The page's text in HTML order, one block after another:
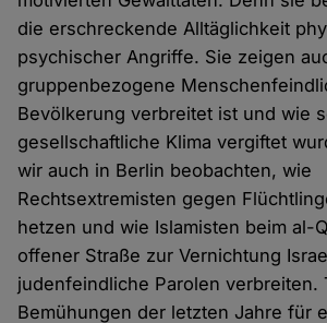
die erschreckende Alltäglichkeit
psychischer Angriffe. Sie zeigen
gruppenbezogene
Bevölkerung verbreitet ist und wie
gesellschaftliche Klima vergiftet
wir auch in Berlin beobachten, wie
Rechtsextremisten gegen
hetzen und wie Islamisten beim al-
offener Straße zur Vernichtung
judenfeindliche Parolen verbreiten.
Bemühungen der letzten Jahre für